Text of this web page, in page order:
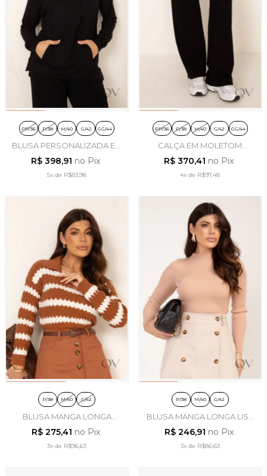
PP/36 P/38 M/40 G/42 GG/44
BLUSA PERSONALIZADA EM
MOLETOM PRETO - LEKAZIS
R$ 398,91 no Pix
5x de R$83,98
PP/36 P/38 M/40 G/42 GG/44
CALÇA EM MOLETOM
PRETO - LEKAZIS
R$ 370,41 no Pix
4x de R$97,48
P/38 M/40 G/42
BLUSA MANGA LONGA
LISTRADA EM TRICOT
CARAMELO - LEKAZIS
R$ 275,41 no Pix
3x de R$96,63
P/38 M/40 G/42
BLUSA MANGA LONGA LISA
EM TRICOT BEGE - LEKAZIS
R$ 246,91 no Pix
3xde R$86,63